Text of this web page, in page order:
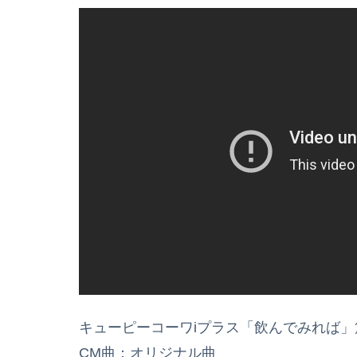
キューピーコーワiプラス「飲んでみれば
CM曲：オリジナル曲